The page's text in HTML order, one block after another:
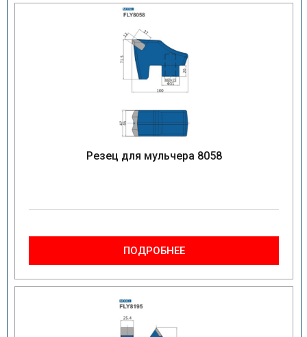
Резец для мульчера 8058
ПОДРОБНЕЕ